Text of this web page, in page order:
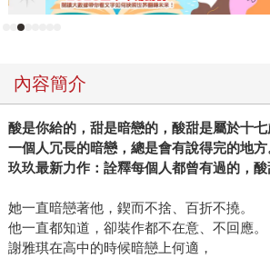
內容簡介
酸是你給的，甜是暗戀的，酸甜是屬於十七
一個人冗長的暗戀，總是會有說得完的地方
玖玖最新力作：詮釋每個人都曾有過的，酸
她一直暗戀著他，鍥而不捨、百折不撓。
他一直都知道，卻裝作都不在意、不回應。
謝雅琪在高中的時候暗戀上何適，